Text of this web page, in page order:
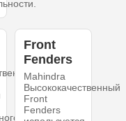
Front
Fenders
Mahindra
Высококачественный
Front
Fenders